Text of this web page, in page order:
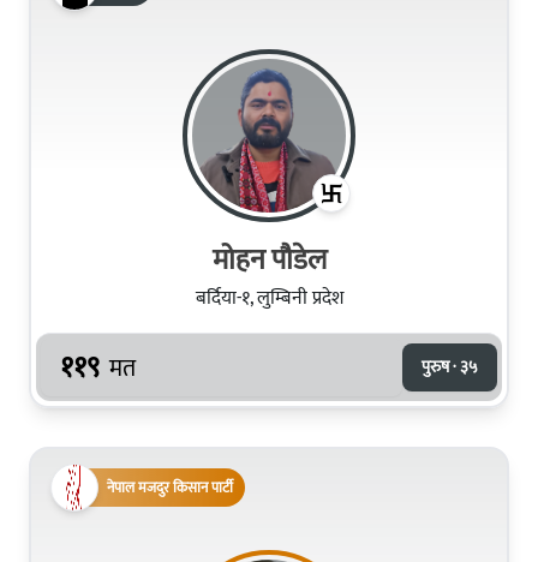
मोहन पौडेल
बर्दिया-१, लुम्बिनी प्रदेश
११९ मत पुरुष · ३५
नेपाल मजदुर किसान पार्टी